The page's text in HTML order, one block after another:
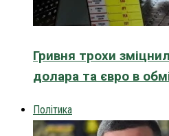
Гривня трохи
долара та євро в
Політика